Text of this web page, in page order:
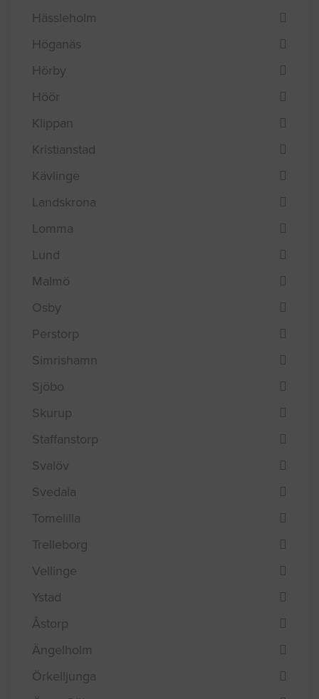
Hässleholm
Höganäs
Hörby
Höör
Klippan
Kristianstad
Kävlinge
Landskrona
Lomma
Lund
Malmö
Osby
Perstorp
Simrishamn
Sjöbo
Skurup
Staffanstorp
Svalöv
Svedala
Tomelilla
Trelleborg
Vellinge
Ystad
Åstorp
Ängelholm
Örkelljunga